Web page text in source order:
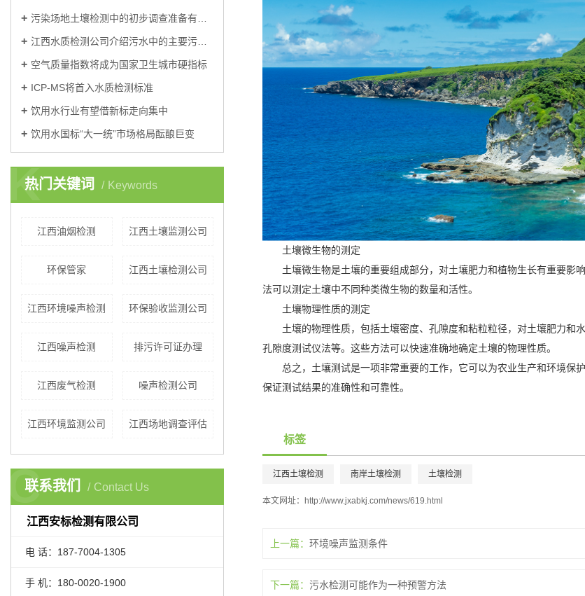
污染场地土壤检测中的初步调查准备有哪些？
江西水质检测公司介绍污水中的主要污染物可分为三大类？
空气质量指数将成为国家卫生城市硬指标
ICP-MS将首入水质检测标准
饮用水行业有望借新标走向集中
饮用水国标“大一统”市场格局酝酿巨变
热门关键词 Keywords
K
江西油烟检测 江西​土壤监测公司
环保管家 江西土壤检测公司
江西环境噪声检测 环保验收监测公司
江西噪声检测 排污许可证办理
江西废气检测 噪声检测公司
江西环境监测公司 江西场地调查评估
联系我们 Contact Us
C
江西安标检测有限公司
电 话：187-7004-1305
手 机：180-0020-1900
土壤微生物的测定
土壤微生物是土壤的重要组成部分，对土壤肥力和植物生长有重要影
法可以测定土壤中不同种类微生物的数量和活性。
土壤物理性质的测定
土壤的物理性质，包括土壤密度、孔隙度和粘粒粒径，对土壤肥力和水
孔隙度测试仪法等。这些方法可以快速准确地确定土壤的物理性质。
总之，土壤测试是一项非常重要的工作，它可以为农业生产和环境保
保证测试结果的准确性和可靠性。
标签
江西土壤检测 南岸土壤检测 土壤检测
本文网址： http://www.jxabkj.com/news/619.html
上一篇： 环境噪声监测条件
下一篇： 污水检测可能作为一种预警方法